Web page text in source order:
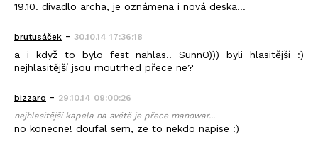
19.10. divadlo archa, je oznámena i nová deska...
brutusáček - 30.10.14 17:36:18
a i když to bylo fest nahlas.. SunnO))) byli hlasitější :)
nejhlasitější jsou moutrhed přece ne?
bizzaro - 29.10.14 09:00:26
nejhlasitější kapela na světě je přece manowar...
no konecne! doufal sem, ze to nekdo napise :)